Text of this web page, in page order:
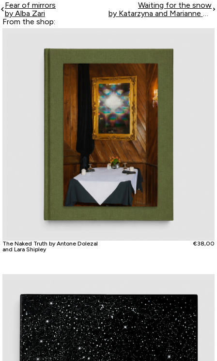
Fear of mirrors
by Alba Zari
Waiting for the snow
by Katarzyna and Marianne Wasowska
From the shop:
The Naked Truth by Antone Dolezal
and Lara Shipley
€38,00